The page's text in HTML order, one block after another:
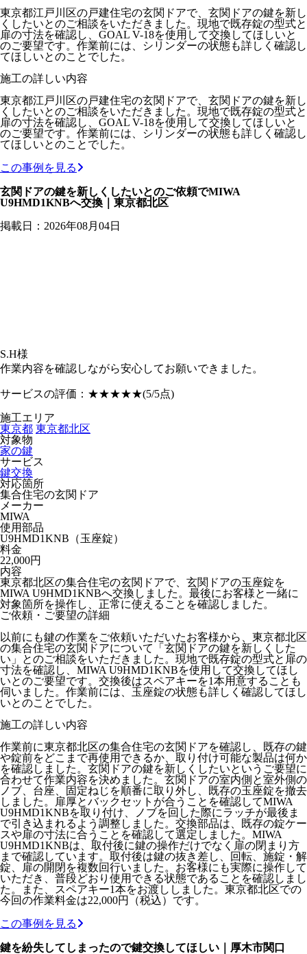
東京都江戸川区の戸建住宅の玄関ドアで、玄関ドアの鍵を新し
くしたいとのご相談をいただきました。現地で既存錠の型式と
扉の寸法を確認し、GOAL V-18を使用して交換してほしいと
のご要望です。作業前には、シリンダーの状態も詳しく確認し
てほしいとのことでした。
施工の詳しい内容
東京都江戸川区の戸建住宅の玄関ドアで、玄関ドアの鍵を新し
くしたいとのご相談をいただきました。現地で既存錠の型式と
扉の寸法を確認し、GOAL V-18を使用して交換してほしいと
のご要望です。作業前には、シリンダーの状態も詳しく確認し
てほしいとのことでした。
この事例を見る
玄関ドアの鍵を新しくしたいとのご依頼でMIWA
U9HMD1KNBへ交換｜東京都北区
掲載日：2026年08月04日
S.H様
作業内容を確認しながら安心してお願いできました。
サービスの評価： ★★★★★(5/5点)
施工エリア
東京都 東京都北区
対象物
家の鍵
サービス
鍵交換
対応箇所
集合住宅の玄関ドア
メーカー
MIWA
使用部品
U9HMD1KNB（玉座錠）
料金
22,000円
内容
東京都北区の集合住宅の玄関ドアで、玄関ドアの玉座錠を
MIWA U9HMD1KNBへ交換しました。最後にお客様と一緒に
対象箇所を操作し、正常に使えることを確認しました。
ご依頼・ご要望の詳細
以前にも鍵の作業をご依頼いただいたお客様から、東京都北区
の集合住宅の玄関ドアについて「玄関ドアの鍵を新しくした
い」とのご相談をいただきました。現地で既存錠の型式と扉の
寸法を確認し、MIWA U9HMD1KNBを使用して交換してほし
いとのご要望です。交換後はスペアキーを1本用意することも
伺いました。作業前には、玉座錠の状態も詳しく確認してほし
いとのことでした。
施工の詳しい内容
作業前に東京都北区の集合住宅の玄関ドアを確認し、既存の鍵
や錠前をどこまで再使用できるか、取り付け可能な製品は何か
を確認しました。玄関ドアの鍵を新しくしたいというご要望に
合わせて作業内容を決めました。玄関ドアの室内側と室外側の
ノブ、台座、固定ねじを順番に取り外し、既存の玉座錠を撤去
しました。扉厚とバックセットが合うことを確認してMIWA
U9HMD1KNBを取り付け、ノブを回した際にラッチが最後ま
で引き込まれるよう調整しました。交換部品は、既存の錠ケー
スや扉の寸法に合うことを確認して選定しました。MIWA
U9HMD1KNBは、取付後に鍵の操作だけでなく扉の閉まり方
まで確認しています。取付後は鍵の抜き差し、回転、施錠・解
錠、扉の開閉を複数回行いました。お客様にも実際に操作して
いただき、普段どおり使用できる状態であることを確認しまし
た。また、スペアキー1本をお渡ししました。東京都北区での
今回の作業料金は22,000円（税込）です。
この事例を見る
鍵を紛失してしまったので鍵交換してほしい｜厚木市関口